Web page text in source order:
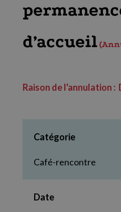
d’accueil
Raison de l'annulation :
Catégorie
Café-rencontre
Date